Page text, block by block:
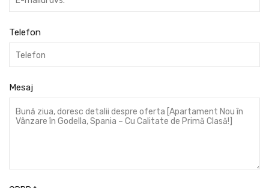
Telefon
Mesaj